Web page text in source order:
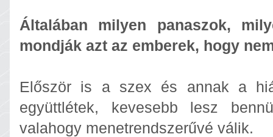
Általában milyen panaszok,
mondják azt az emberek, hogy
Először is a szex és annak a
együttlétek, kevesebb lesz
valahogy menetrendszerűvé válik.